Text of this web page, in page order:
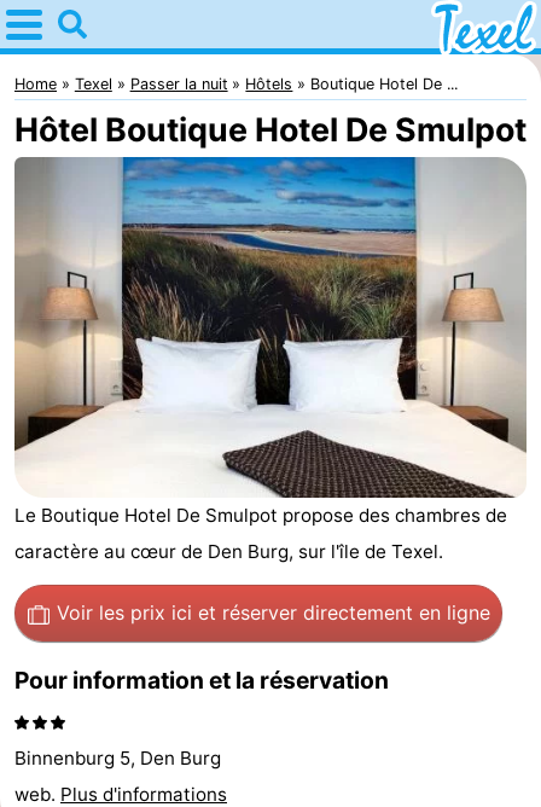
Home
Texel
Astuces
enfants
Den
Burg
Den
-
Cocksdorp
De
-
De
Waal
-
Oosterend
Nature
Plus
beaux
Passer
Home Texel Passer la nuit Hôtels Boutique Hotel De ...
Hôtel Boutique Hotel De Smulpot
Le Boutique Hotel De Smulpot propose des chambres de
caractère au cœur de Den Burg, sur l'île de Texel.
Voir les prix ici et réserver directement en ligne
Pour information et la réservation
Binnenburg 5, Den Burg
web. Plus d'informations